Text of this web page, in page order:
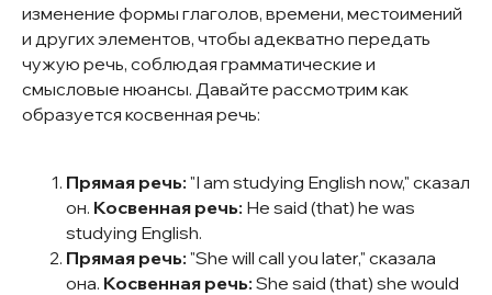
изменение формы глаголов, времени, местоимений
и других элементов, чтобы адекватно передать
чужую речь, соблюдая грамматические и
смысловые нюансы. Давайте рассмотрим как
образуется косвенная речь:
Прямая речь: "I am studying English now," сказал
он. Косвенная речь: He said (that) he was
studying English.
Прямая речь: "She will call you later," сказала
она. Косвенная речь: She said (that) she would